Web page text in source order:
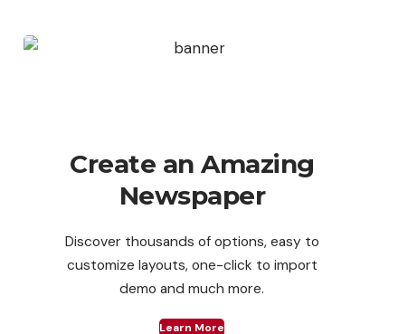
Create an Amazing
Newspaper
Discover thousands of options, easy to
customize layouts, one-click to import
demo and much more.
Learn More